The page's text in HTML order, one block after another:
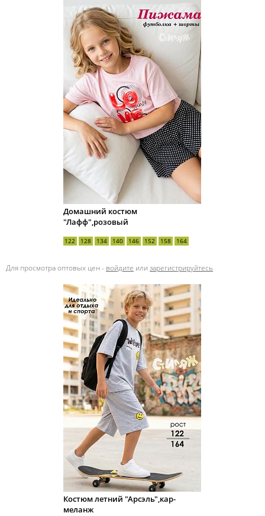
Домашний костюм
"Лафф",розовый
122 128 134 140 146 152 158 164
Для просмотра оптовых цен - войдите или зарегистрируйтесь
Костюм летний "Арсэль",кар-
меланж